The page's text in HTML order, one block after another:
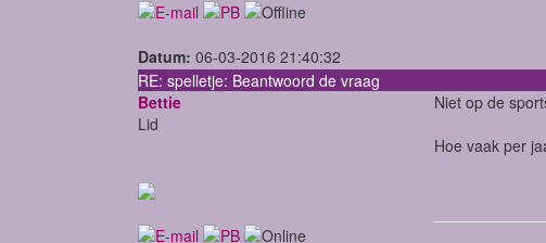
Datum: 06-03-2016 21:40:32
RE: spelletje: Beantwoord de vraag
Bettie
Lid
Niet op de
Hoe vaak per